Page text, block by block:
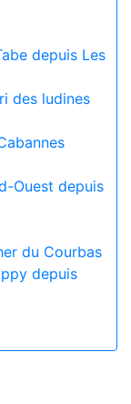
depuis Les
des ludines
Ouest depuis
du Courbas
depuis